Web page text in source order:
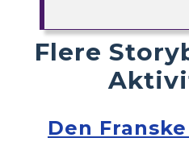
Flere
Den